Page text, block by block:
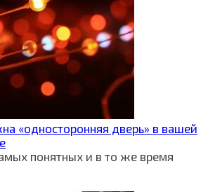
«односторонняя дверь» в вашей
понятных и в то же время